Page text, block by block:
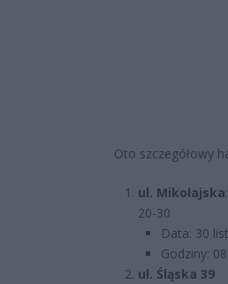
Oto szczegółowy
ul. Mikołajska
20-30
Data: 30
Godziny:
ul. Śląska 39